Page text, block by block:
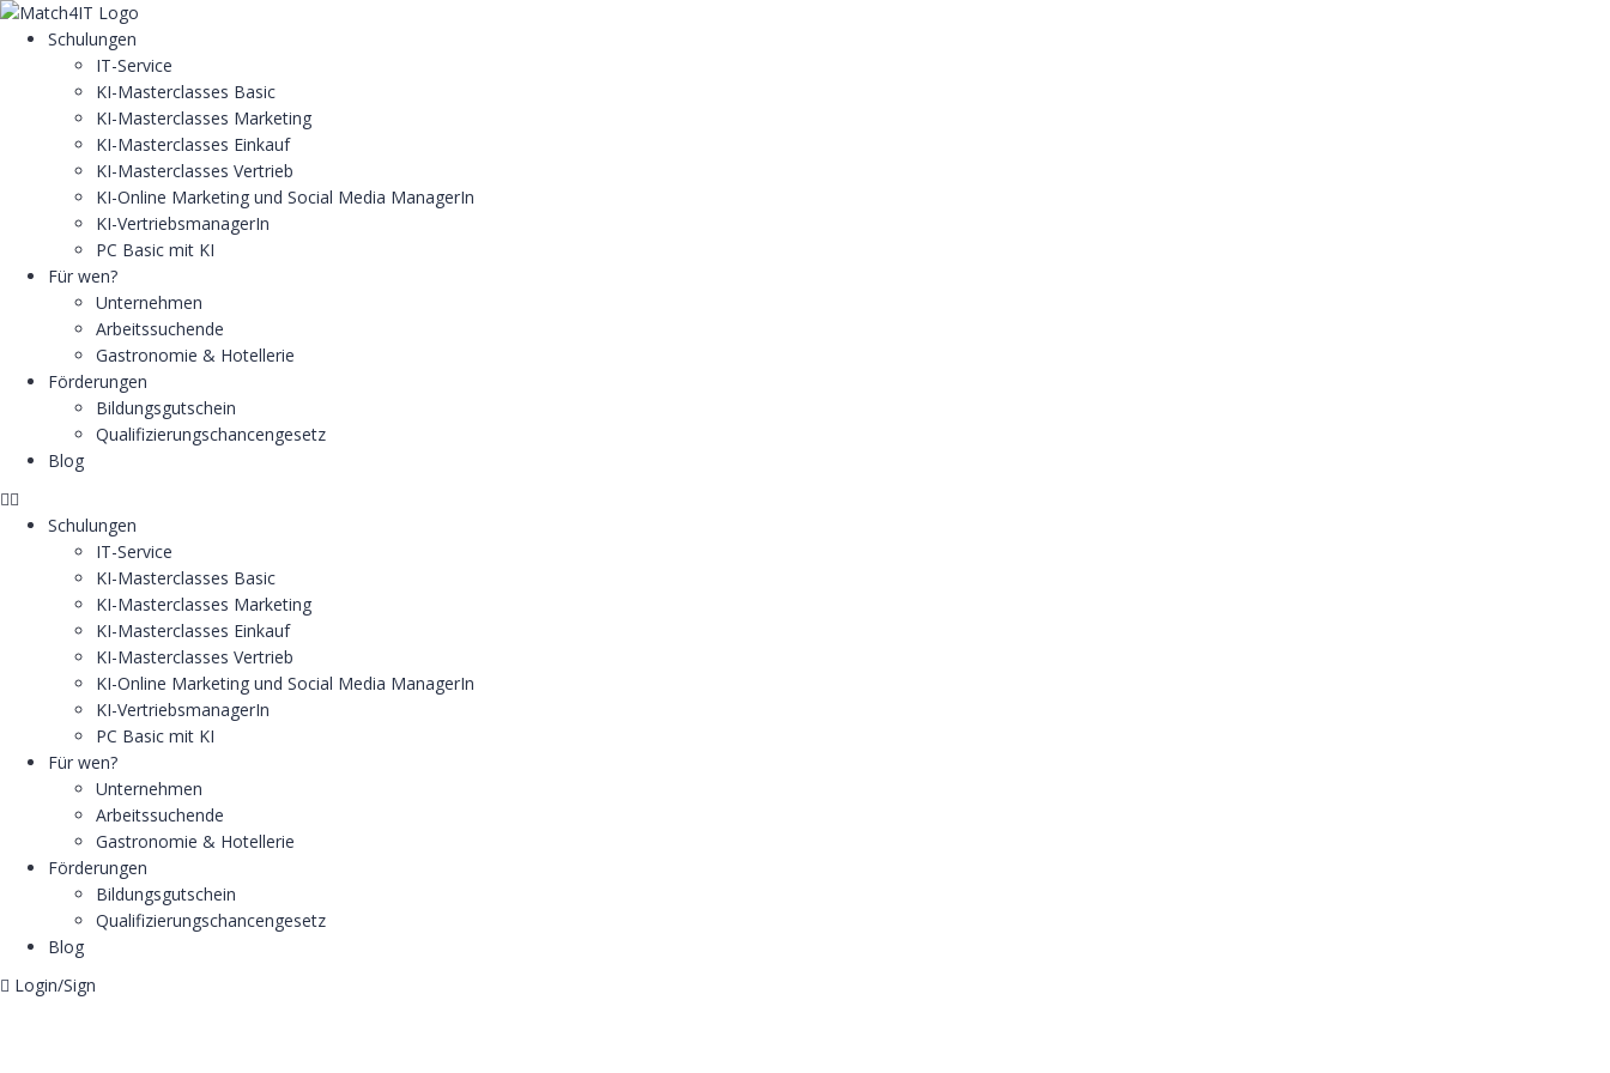
Schulungen
IT-Service
KI-Masterclasses Basic
KI-Masterclasses Marketing
KI-Masterclasses Einkauf
KI-Masterclasses Vertrieb
KI-Online Marketing und Social Media ManagerIn
KI-VertriebsmanagerIn
PC Basic mit KI
Für wen?
Unternehmen
Arbeitssuchende
Gastronomie & Hotellerie
Förderungen
Bildungsgutschein
Qualifizierungschancengesetz
Blog
Schulungen
IT-Service
KI-Masterclasses Basic
KI-Masterclasses Marketing
KI-Masterclasses Einkauf
KI-Masterclasses Vertrieb
KI-Online Marketing und Social Media ManagerIn
KI-VertriebsmanagerIn
PC Basic mit KI
Für wen?
Unternehmen
Arbeitssuchende
Gastronomie & Hotellerie
Förderungen
Bildungsgutschein
Qualifizierungschancengesetz
Blog
Login/Sign